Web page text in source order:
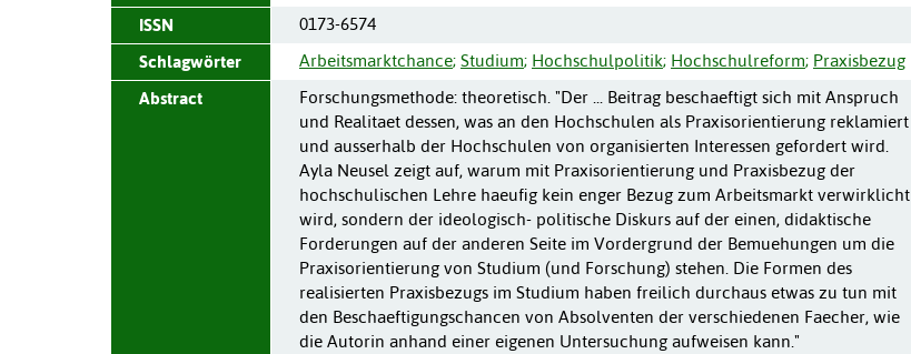
ISSN
0173-6574
Schlagwörter
Arbeitsmarktchance; Studium; Hochschulpolitik; Hochschulreform; Praxisbezug
Abstract
Forschungsmethode: theoretisch. "Der ... Beitrag beschaeftigt sich mit Anspruch
und Realitaet dessen, was an den Hochschulen als Praxisorientierung reklamiert
und ausserhalb der Hochschulen von organisierten Interessen gefordert wird.
Ayla Neusel zeigt auf, warum mit Praxisorientierung und Praxisbezug der
hochschulischen Lehre haeufig kein enger Bezug zum Arbeitsmarkt verwirklicht
wird, sondern der ideologisch- politische Diskurs auf der einen, didaktische
Forderungen auf der anderen Seite im Vordergrund der Bemuehungen um die
Praxisorientierung von Studium (und Forschung) stehen. Die Formen des
realisierten Praxisbezugs im Studium haben freilich durchaus etwas zu tun mit
den Beschaeftigungschancen von Absolventen der verschiedenen Faecher, wie
die Autorin anhand einer eigenen Untersuchung aufweisen kann."